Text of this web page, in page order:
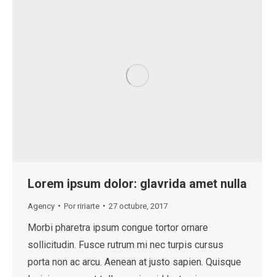
Lorem ipsum dolor: glavrida amet nulla
Agency Porririarte 27 octubre, 2017
Morbi pharetra ipsum congue tortor ornare
sollicitudin. Fusce rutrum mi nec turpis cursus
porta non ac arcu. Aenean at justo sapien. Quisque